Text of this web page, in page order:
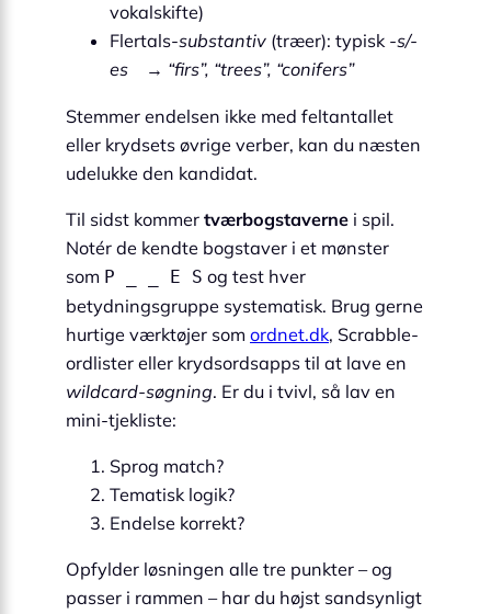
vokalskifte)
Flertals-substantiv (træer): typisk -s/-
es → “firs”, “trees”, “conifers”
Stemmer endelsen ikke med feltantallet
eller krydsets øvrige verber, kan du næsten
udelukke den kandidat.
Til sidst kommer tværbogstaverne i spil.
Notér de kendte bogstaver i et mønster
som P _ _ E S og test hver
betydningsgruppe systematisk. Brug gerne
hurtige værktøjer som ordnet.dk, Scrabble-
ordlister eller krydsordsapps til at lave en
wildcard-søgning. Er du i tvivl, så lav en
mini-tjekliste:
Sprog match?
Tematisk logik?
Endelse korrekt?
Opfylder løsningen alle tre punkter – og
passer i rammen – har du højst sandsynligt